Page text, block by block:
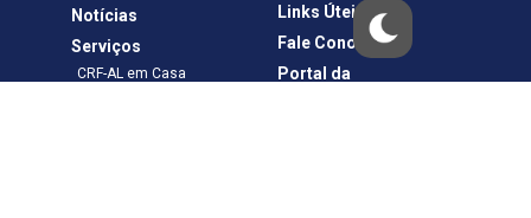
Notícias
Serviços
CRF-AL em Casa
Links Úteis
Fale Conosco
Portal da